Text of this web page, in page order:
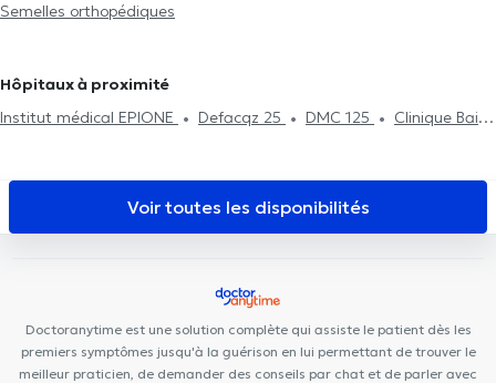
Podologues à Braine-L'Alleud
Semelles orthopédiques
Hôpitaux à proximité
Institut médical EPIONE
Defacqz 25 DMC 125
Clinique Bailli
City-Clinic Chirec Louise
Cabinet Dentaire Peris
PhysioForme
Louise Medical Center
Centre Médical Saint-
Centre PsyCol Châtelain
Voir toutes les disponibilités
Doctoranytime est une solution complète qui assiste le patient dès les
premiers symptômes jusqu'à la guérison en lui permettant de trouver le
meilleur praticien, de demander des conseils par chat et de parler avec